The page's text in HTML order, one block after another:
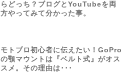
らどっち？ブログとYouTubeを両
方やってみて分かった事。
モトブロ初心者に伝えたい！GoPro
の顎マウントは『ベルト式』がオス
スメ。その理由は･･･